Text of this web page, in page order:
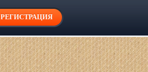
РЕГИСТРАЦИЯ